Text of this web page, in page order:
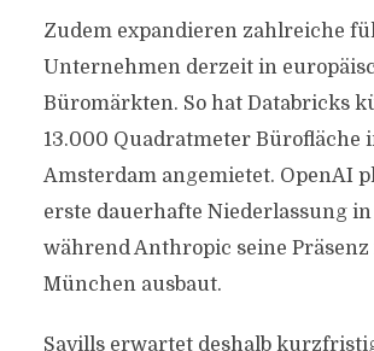
Zudem expandieren zahlreiche
Unternehmen derzeit in
Büromärkten. So hat Databricks
13.000 Quadratmeter Bürofläche
Amsterdam angemietet. OpenAI
erste dauerhafte Niederlassung in
während Anthropic seine
München ausbaut.
Savills erwartet deshalb